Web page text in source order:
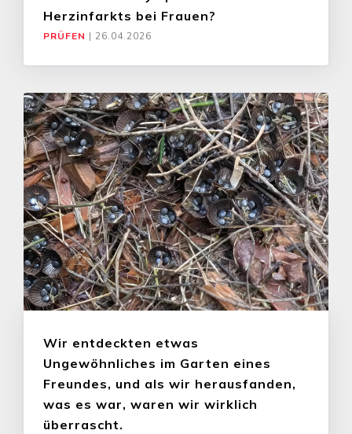
Herzinfarkts bei Frauen?
PRÜFEN | 26.04.2026
Wir entdeckten etwas
Ungewöhnliches im Garten eines
Freundes, und als wir herausfanden,
was es war, waren wir wirklich
überrascht.